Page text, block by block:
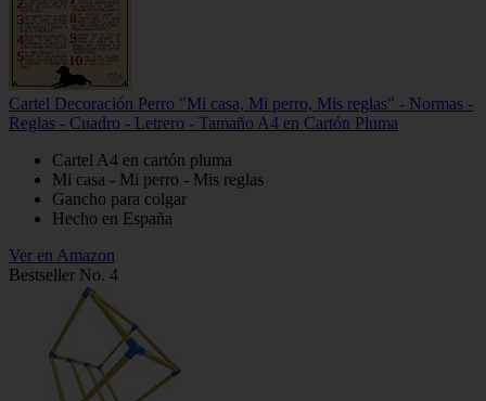
Cartel Decoración Perro "Mi casa, Mi perro, Mis reglas" - Normas -
Reglas - Cuadro - Letrero - Tamaño A4 en Cartón Pluma
Cartel A4 en cartón pluma
Mi casa - Mi perro - Mis reglas
Gancho para colgar
Hecho en España
Ver en Amazon
Bestseller No. 4